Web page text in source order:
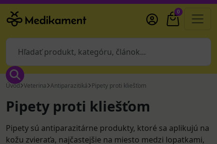
0
Úvod Veterina Antiparazitiká Pipety proti kliešťom
Pipety proti kliešťom
Pipety sú antiparazitárne produkty, ktoré sa aplikujú na
kožu zvieraťa, najčastejšie na miesto medzi lopatkami,